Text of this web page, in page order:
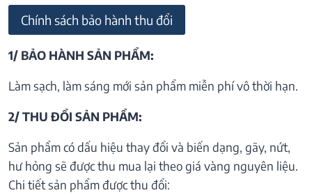
Chính sách bảo hành thu đổi
1/ BẢO HÀNH SẢN PHẨM:
Làm sạch, làm sáng mới sản phẩm miễn phí vô thời hạn.
2/ THU ĐỔI SẢN PHẨM:
Sản phẩm có dấu hiệu thay đổi và biến dạng, gãy, nứt,
hư hỏng sẽ được thu mua lại theo giá vàng nguyên liệu.
Chi tiết sản phẩm được thu đổi: